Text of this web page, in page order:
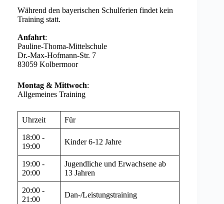
Während den bayerischen Schulferien findet kein
Training statt.
Anfahrt:
Pauline-Thoma-Mittelschule
Dr.-Max-Hofmann-Str. 7
83059 Kolbermoor
Montag & Mittwoch:
Allgemeines Training
Uhrzeit Für
18:00 -
19:00
Kinder 6-12 Jahre
19:00 -
20:00
Jugendliche und Erwachsene ab
13 Jahren
20:00 -
21:00
Dan-/Leistungstraining